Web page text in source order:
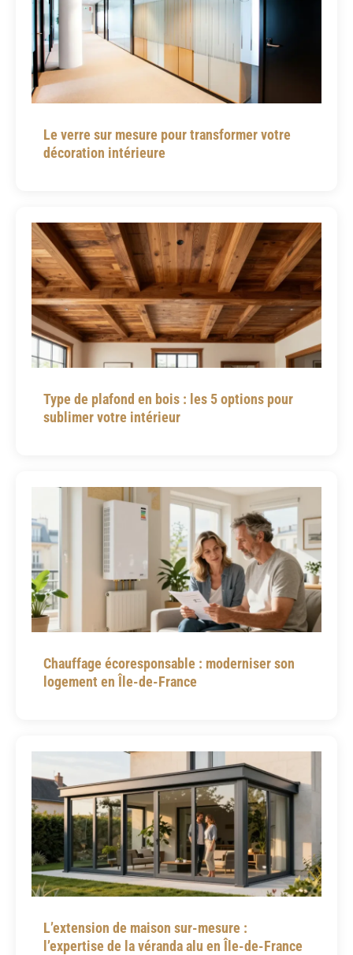
Le verre sur mesure pour transformer votre
décoration intérieure
Type de plafond en bois : les 5 options pour
sublimer votre intérieur
Chauffage écoresponsable : moderniser son
logement en Île-de-France
L’extension de maison sur-mesure :
l’expertise de la véranda alu en Île-de-France